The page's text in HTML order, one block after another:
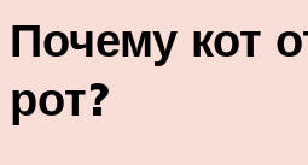
Почему кот
рот?